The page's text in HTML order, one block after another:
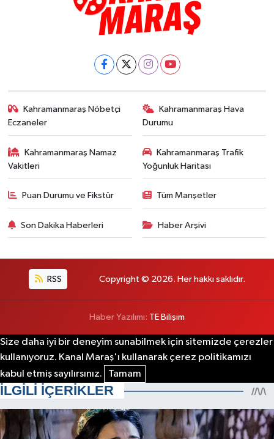
Kahramanmaraş Nöbetçi
Eczaneler
Kahramanmaraş Hava
Durumu
Kahramanmaraş Namaz
Vakitleri
Kahramanmaraş Trafik
Yoğunluk Haritası
Puan Durumu ve Fikstür Tüm Manşetler
Son Dakika Haberleri Haber Arşivi
RSS Copyright © 2026. Her hakkı saklıdır.
Haber Yazılımı: TE Bilişim
Size daha iyi bir deneyim sunabilmek için sitemizde çerezler
kullanıyoruz. Kanal Maraş'ı kullanarak çerez politikamızı
kabul etmiş sayılırsınız.
Tamam